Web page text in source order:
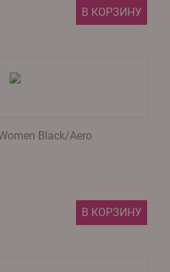
В КОРЗИНУ
Black/Aero
В КОРЗИНУ